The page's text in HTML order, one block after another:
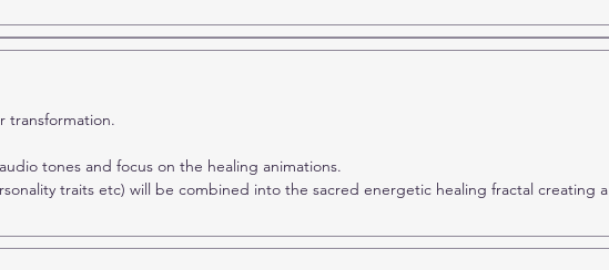
transformation.
tones and focus on the healing animations.
traits etc) will be combined into the sacred energetic healing fractal creating a